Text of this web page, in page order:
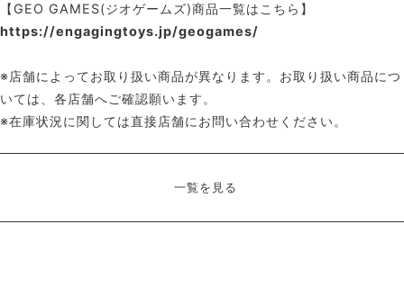
【GEO GAMES(ジオゲームズ)商品一覧はこちら】
https://engagingtoys.jp/geogames/
※店舗によってお取り扱い商品が異なります。お取り扱い商品につ
いては、各店舗へご確認願います。
※在庫状況に関しては直接店舗にお問い合わせください。
一覧を見る